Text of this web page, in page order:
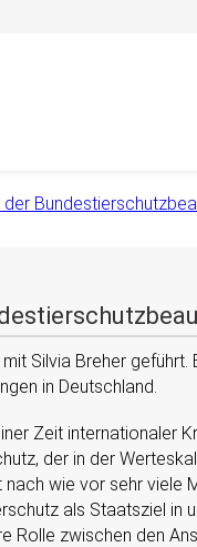
Silvia Breher
in Deutschland.
Zeit internationaler
der in der
wie vor sehr viele
als Staatsziel in
Rolle zwischen den